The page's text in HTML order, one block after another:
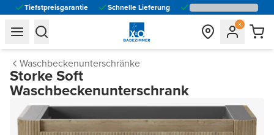
Tiefstpreisgarantie Schnelle Lieferung
general.navigation.toggle_menu.label
general.navigation.toggle_menu.label
Waschbeckenunterschränke
Storke Soft
Waschbeckenunterschrank